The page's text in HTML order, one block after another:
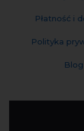
Płatność i
Polityka
Blog